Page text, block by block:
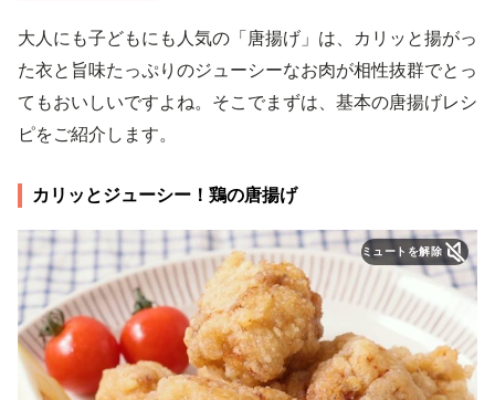
大人にも子どもにも人気の「唐揚げ」は、カリッと揚がっ
た衣と旨味たっぷりのジューシーなお肉が相性抜群でとっ
てもおいしいですよね。そこでまずは、基本の唐揚げレシ
ピをご紹介します。
カリッとジューシー！鶏の唐揚げ
ミュートを解除